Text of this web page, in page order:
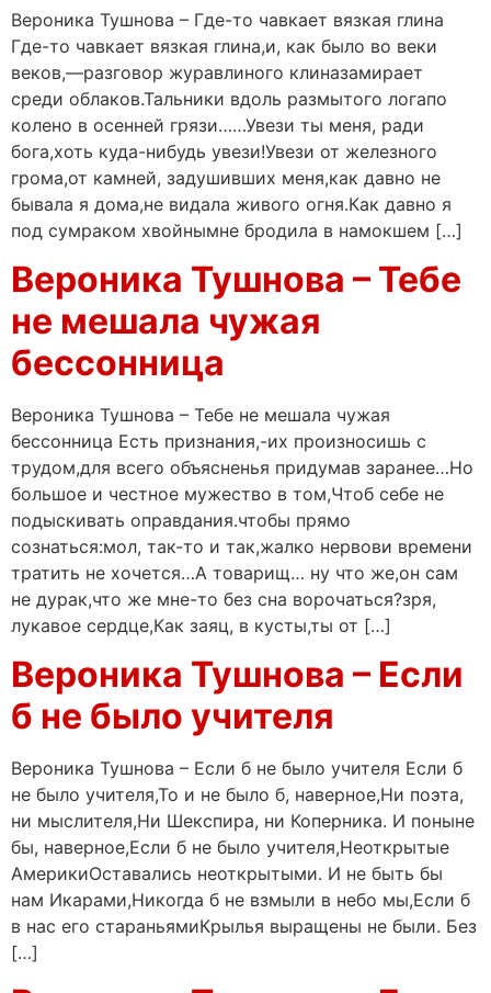
Вероника Тушнова – Где-то чавкает вязкая глина
Где-то чавкает вязкая глина,и, как было во веки
веков,—разговор журавлиного клиназамирает
среди облаков.Тальники вдоль размытого логапо
колено в осенней грязи……Увези ты меня, ради
бога,хоть куда-нибудь увези!Увези от железного
грома,от камней, задушивших меня,как давно не
бывала я дома,не видала живого огня.Как давно я
под сумраком хвойнымне бродила в намокшем […]
Вероника Тушнова – Тебе
не мешала чужая
бессонница
Вероника Тушнова – Тебе не мешала чужая
бессонница Есть признания,-их произносишь с
трудом,для всего объясненья придумав заранее…Но
большое и честное мужество в том,Чтоб себе не
подыскивать оправдания.чтобы прямо
сознаться:мол, так-то и так,жалко нервови времени
тратить не хочется…А товарищ… ну что же,он сам
не дурак,что же мне-то без сна ворочаться?зря,
лукавое сердце,Как заяц, в кусты,ты от […]
Вероника Тушнова – Если
б не было учителя
Вероника Тушнова – Если б не было учителя Если б
не было учителя,То и не было б, наверное,Ни поэта,
ни мыслителя,Ни Шекспира, ни Коперника. И поныне
бы, наверное,Если б не было учителя,Неоткрытые
АмерикиОставались неоткрытыми. И не быть бы
нам Икарами,Никогда б не взмыли в небо мы,Если б
в нас его стараньямиКрылья выращены не были. Без
[…]